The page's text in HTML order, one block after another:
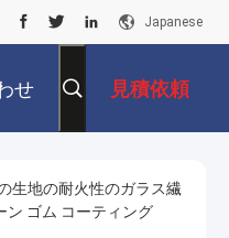
Japanese
せ 見積依頼
生地の耐火性のガラス繊
ン ゴム コーティング